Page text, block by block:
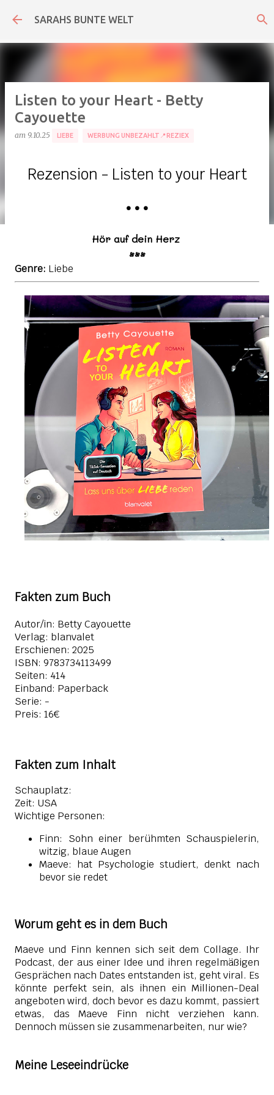
Direkt zum Hauptbereich
SARAHS BUNTE WELT
Listen to your Heart - Betty
Cayouette
am 9.10.25 LIEBE WERBUNG UNBEZAHLT📍REZIEX
Rezension - Listen to your Heart
• • •
Hör auf dein Herz
•••
Genre: Liebe
Fakten zum Buch
Autor/in: Betty Cayouette
Verlag: blanvalet
Erschienen: 2025
ISBN: 9783734113499
Seiten: 414
Einband: Paperback
Serie: -
Preis: 16€
Fakten zum Inhalt
Schauplatz:
Zeit: USA
Wichtige Personen:
Finn: Sohn einer berühmten Schauspielerin,
witzig, blaue Augen
Maeve: hat Psychologie studiert, denkt nach
bevor sie redet
Worum geht es in dem Buch
Maeve und Finn kennen sich seit dem Collage. Ihr
Podcast, der aus einer Idee und ihren regelmäßigen
Gesprächen nach Dates entstanden ist, geht viral. Es
könnte perfekt sein, als ihnen ein Millionen-Deal
angeboten wird, doch bevor es dazu kommt, passiert
etwas, das Maeve Finn nicht verziehen kann.
Dennoch müssen sie zusammenarbeiten, nur wie?
Meine Leseeindrücke